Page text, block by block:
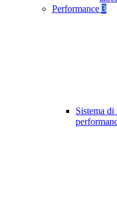
Performance 3
Sistema